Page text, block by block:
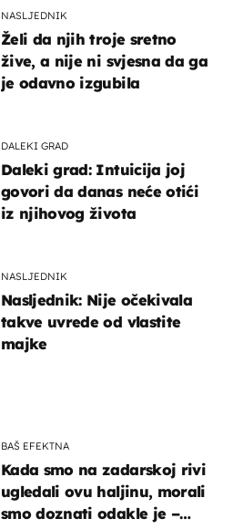
NASLJEDNIK
Želi da njih troje sretno
žive, a nije ni svjesna da ga
je odavno izgubila
DALEKI GRAD
Daleki grad: Intuicija joj
govori da danas neće otići
iz njihovog života
NASLJEDNIK
Nasljednik: Nije očekivala
takve uvrede od vlastite
majke
BAŠ EFEKTNA
Kada smo na zadarskoj rivi
ugledali ovu haljinu, morali
smo doznati odakle je –